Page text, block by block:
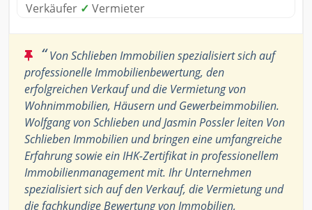
Verkäufer ✓ Vermieter
“Von Schlieben Immobilien spezialisiert sich auf
professionelle Immobilienbewertung, den
erfolgreichen Verkauf und die Vermietung von
Wohnimmobilien, Häusern und Gewerbeimmobilien.
Wolfgang von Schlieben und Jasmin Possler leiten Von
Schlieben Immobilien und bringen eine umfangreiche
Erfahrung sowie ein IHK-Zertifikat in professionellem
Immobilienmanagement mit. Ihr Unternehmen
spezialisiert sich auf den Verkauf, die Vermietung und
die fachkundige Bewertung von Immobilien,